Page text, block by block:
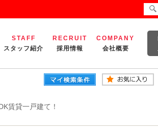
STAFF
スタッフ紹介
RECRUIT
採用情報
COMPANY
会社概要
賃貸一戸建て！